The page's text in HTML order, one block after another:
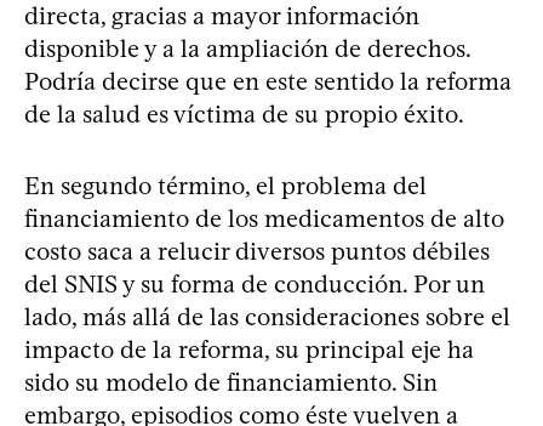
directa, gracias a mayor información
disponible y a la ampliación de derechos.
Podría decirse que en este sentido la reforma
de la salud es víctima de su propio éxito.
En segundo término, el problema del
financiamiento de los medicamentos de alto
costo saca a relucir diversos puntos débiles
del SNIS y su forma de conducción. Por un
lado, más allá de las consideraciones sobre el
impacto de la reforma, su principal eje ha
sido su modelo de financiamiento. Sin
embargo, episodios como éste vuelven a